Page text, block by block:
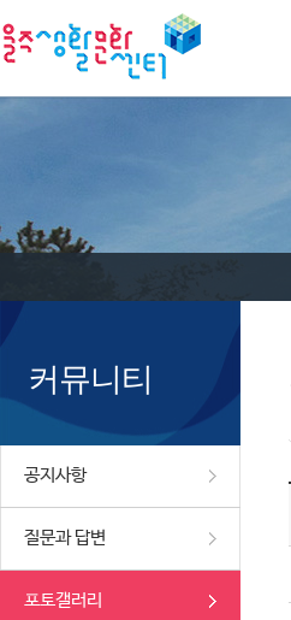
커뮤니티
공지사항
질문과 답변
포토갤러리